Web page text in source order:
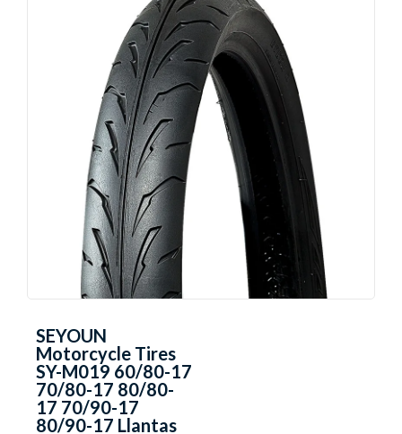
SEYOUN
Motorcycle Tires
SY-M019 60/80-17
70/80-17 80/80-
17 70/90-17
80/90-17 Llantas